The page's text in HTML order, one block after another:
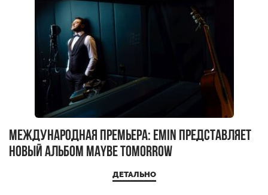
Международная премьера: EMIN представляет
новый альбом Maybe Tomorrow
ДЕТАЛЬНО